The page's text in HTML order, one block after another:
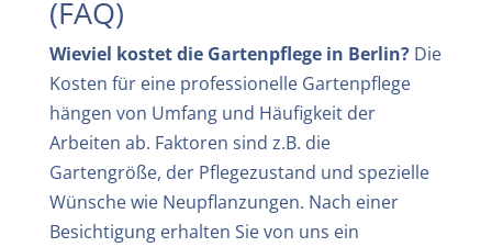
(FAQ)
Wieviel kostet die Gartenpflege in Berlin?Die
Kosten für eine professionelle Gartenpflege
hängen von Umfang und Häufigkeit der
Arbeiten ab. Faktoren sind z.B. die
Gartengröße, der Pflegezustand und spezielle
Wünsche wie Neupflanzungen. Nach einer
Besichtigung erhalten Sie von uns ein